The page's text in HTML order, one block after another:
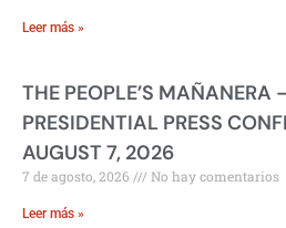
Leer más »
THE PEOPLE’S MAÑANERA
PRESIDENTIAL PRESS
AUGUST 7, 2026
7 de agosto, 2026 No hay comentarios
Leer más »